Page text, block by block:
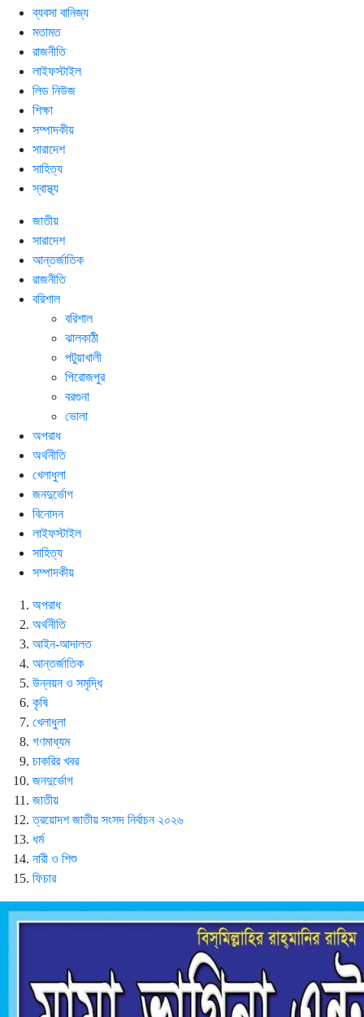
ব্যবসা বানিজ্য
মতামত
রাজনীতি
লাইফস্টাইল
লিড নিউজ
শিক্ষা
সম্পাদকীয়
সারাদেশ
সাহিত্য
স্বাস্থ্য
জাতীয়
সারাদেশ
আন্তর্জাতিক
রাজনীতি
বরিশাল
বরিশাল
ঝালকাঠী
পটুয়াখালী
পিরোজপুর
বরগুনা
ভোলা
অপরাধ
অর্থনীতি
খেলাধুলা
জনদুর্ভোগ
বিনোদন
লাইফস্টাইল
সাহিত্য
সম্পাদকীয়
অপরাধ
অর্থনীতি
আইন-আদালত
আন্তর্জাতিক
উন্নয়ন ও সমৃদ্ধি
কৃষি
খেলাধুলা
গণমাধ্যম
চাকরির খবর
জনদুর্ভোগ
জাতীয়
ত্রয়োদশ জাতীয় সংসদ নির্বাচন ২০২৬
ধর্ম
নারী ও শিশু
ফিচার